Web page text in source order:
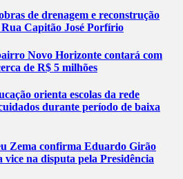
de drenagem e reconstrução
Capitão José Porfírio
Novo Horizonte contará com
de R$ 5 milhões
orienta escolas da rede
durante período de baixa
Zema confirma Eduardo Girão
vice na disputa pela Presidência